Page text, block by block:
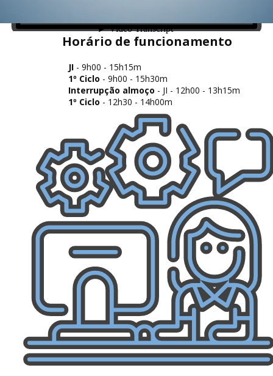
Horário de funcionamento
JI - 9h00 - 15h15m
1º Ciclo - 9h00 - 15h30m
Interrupção almoço - JI - 12h00 - 13h15m
1º Ciclo - 12h30 - 14h00m